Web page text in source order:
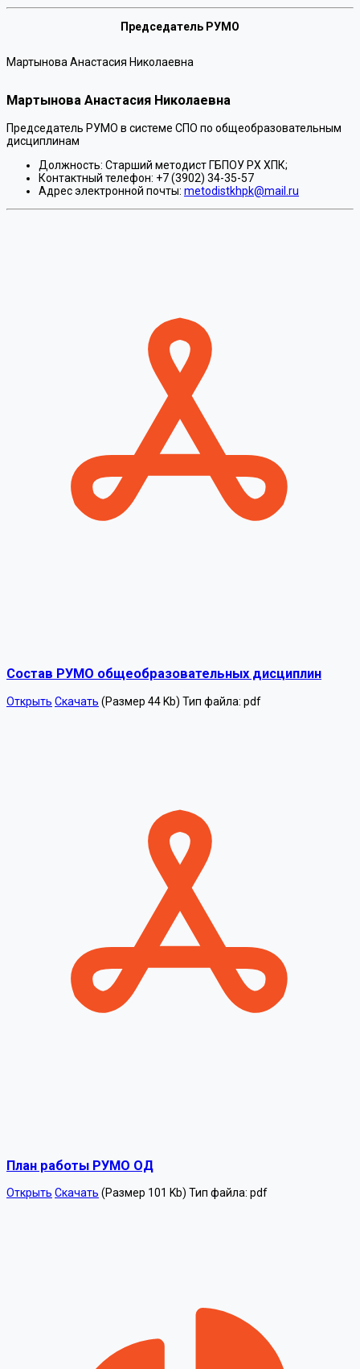
Председатель РУМО
Мартынова Анастасия Николаевна
Мартынова Анастасия Николаевна
Председатель РУМО в системе СПО по общеобразовательным
дисциплинам
Должность: Старший методист ГБПОУ РХ ХПК;
Контактный телефон: +7 (3902) 34-35-57
Адрес электронной почты: metodistkhpk@mail.ru
Состав РУМО общеобразовательных дисциплин
Открыть Скачать (Размер 44 Kb) Тип файла: pdf
План работы РУМО ОД
Открыть Скачать (Размер 101 Kb) Тип файла: pdf